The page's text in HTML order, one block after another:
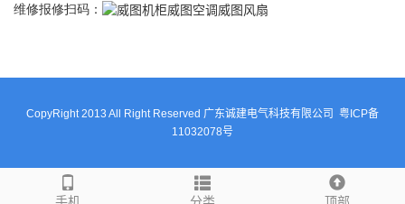
维修报修扫码：
CopyRight 2013 All Right Reserved 广东诚建电气科技有限公司 粤ICP备
11032078号